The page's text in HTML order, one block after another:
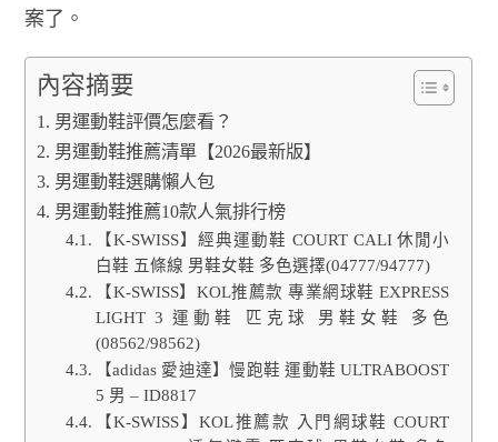
案了。
內容摘要
男運動鞋評價怎麼看？
男運動鞋推薦清單【2026最新版】
男運動鞋選購懶人包
男運動鞋推薦10款人氣排行榜
【K-SWISS】經典運動鞋 COURT CALI 休閒小
白鞋 五條線 男鞋女鞋 多色選擇(04777/94777)
【K-SWISS】KOL推薦款 專業網球鞋 EXPRESS
LIGHT 3 運動鞋 匹克球 男鞋女鞋 多色
(08562/98562)
【adidas 愛迪達】慢跑鞋 運動鞋 ULTRABOOST
5 男 – ID8817
【K-SWISS】KOL推薦款 入門網球鞋 COURT